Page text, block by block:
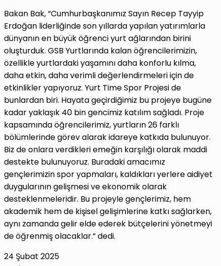
Bakan Bak, “Cumhurbaşkanımız Sayın Recep Tayyip
Erdoğan liderliğinde son yıllarda yapılan yatırımlarla
dünyanın en büyük öğrenci yurt ağlarından birini
oluşturduk. GSB Yurtlarında kalan öğrencilerimizin,
özellikle yurtlardaki yaşamını daha konforlu kılma,
daha etkin, daha verimli değerlendirmeleri için de
etkinlikler yapıyoruz. Yurt Time Spor Projesi de
bunlardan biri. Hayata geçirdiğimiz bu projeye bugüne
kadar yaklaşık 40 bin gencimiz katılım sağladı. Proje
kapsamında öğrencilerimiz, yurtların 26 farklı
bölümlerinde görev alarak idareye katkıda bulunuyor.
Biz de onlara verdikleri emeğin karşılığı olarak maddi
destekte bulunuyoruz. Buradaki amacımız
gençlerimizin spor yapmaları, kaldıkları yerlere aidiyet
duygularının gelişmesi ve ekonomik olarak
desteklenmeleridir. Bu projeyle gençlerimiz, hem
akademik hem de kişisel gelişimlerine katkı sağlarken,
aynı zamanda gelir elde ederek bütçelerini yönetmeyi
de öğrenmiş olacaklar.” dedi.
24 Şubat 2025